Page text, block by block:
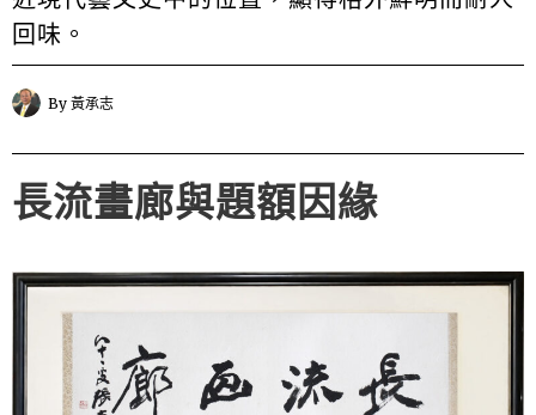
回味。
By 黃承志
長流畫廊與題額因緣